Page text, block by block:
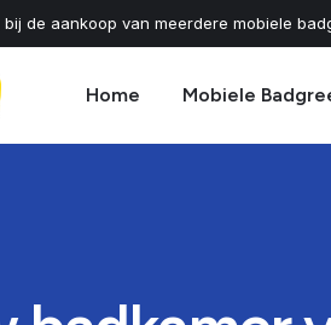
de aankoop van meerdere mobiele
Home Mobiele